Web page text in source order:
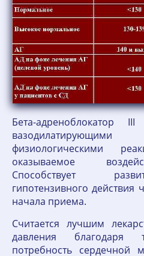
Бета-адреноблокатор
физиологическими
оказываемое
Способствует
гипотензивного действия
начала приема.
Считается лучшим
давления
потребность